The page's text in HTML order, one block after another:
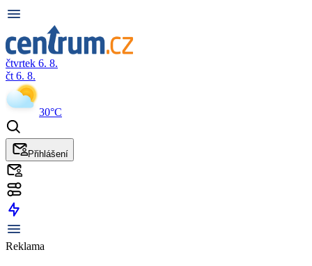
čtvrtek 6. 8.
čt 6. 8.
30°C
Přihlášení
Reklama